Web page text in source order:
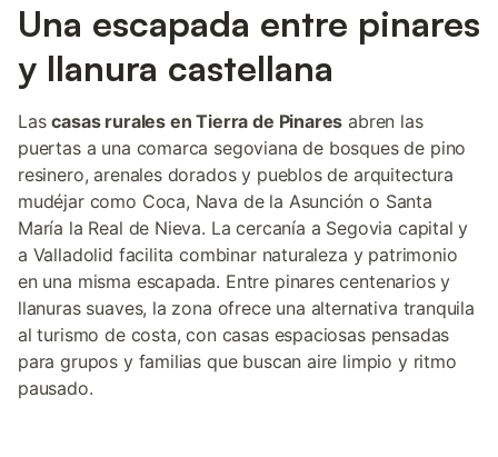
Una escapada entre pinares
y llanura castellana
Lascasas rurales en Tierra de Pinares abren las
puertas a una comarca segoviana de bosques de pino
resinero, arenales dorados y pueblos de arquitectura
mudéjar como Coca, Nava de la Asunción o Santa
María la Real de Nieva. La cercanía a Segovia capital y
a Valladolid facilita combinar naturaleza y patrimonio
en una misma escapada. Entre pinares centenarios y
llanuras suaves, la zona ofrece una alternativa tranquila
al turismo de costa, con casas espaciosas pensadas
para grupos y familias que buscan aire limpio y ritmo
pausado.